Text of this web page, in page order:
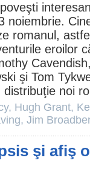
noiembrie.
romanul,
eroilor
şi Tom
distribuţie noi
, Hugh Grant,
, Jim
şi afiş